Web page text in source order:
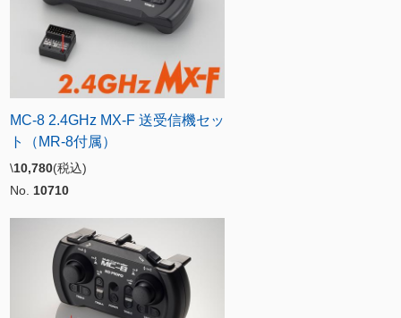
MC-8 2.4GHz MX-F 送受信機セッ
ト（MR-8付属）
\10,780(税込)
No. 10710